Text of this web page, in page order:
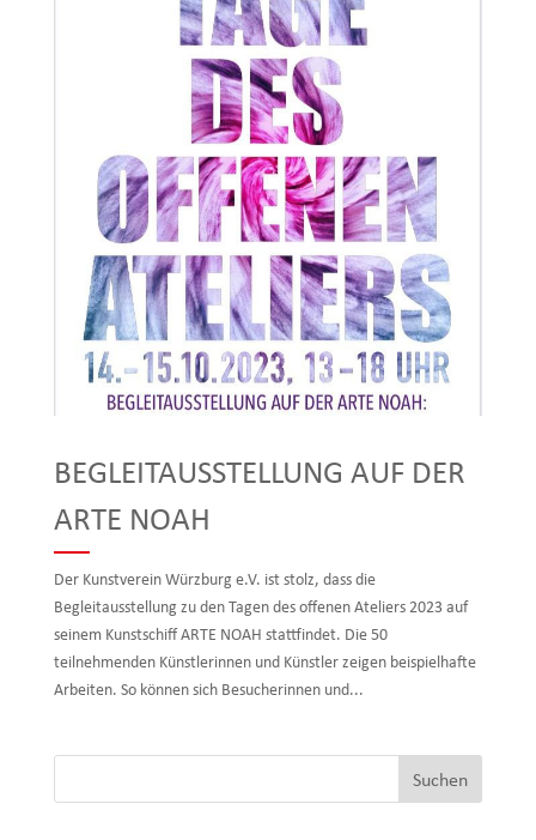
BEGLEITAUSSTELLUNG AUF DER
ARTE NOAH
Der Kunstverein Würzburg e.V. ist stolz, dass die
Begleitausstellung zu den Tagen des offenen Ateliers 2023 auf
seinem Kunstschiff ARTE NOAH stattfindet. Die 50
teilnehmenden Künstlerinnen und Künstler zeigen beispielhafte
Arbeiten. So können sich Besucherinnen und...